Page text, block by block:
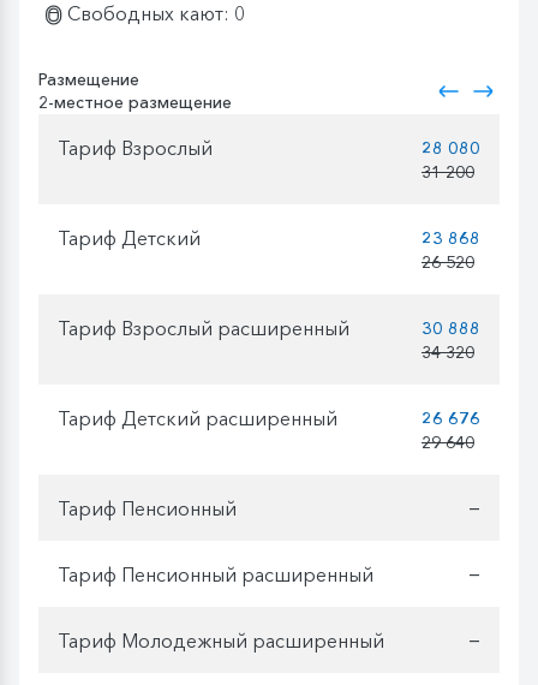
Свободных кают: 0
Размещение
2-местное размещение
Тариф Взрослый
28 080
31 200
Тариф Детский
23 868
26 520
Тариф Взрослый расширенный
30 888
34 320
Тариф Детский расширенный
26 676
29 640
Тариф Пенсионный —
Тариф Пенсионный расширенный —
Тариф Молодежный расширенный —